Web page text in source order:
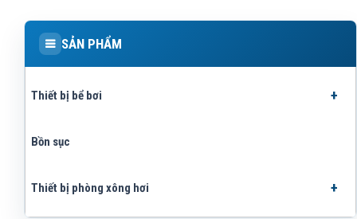
SẢN PHẨM
Thiết bị bể bơi
Bồn sục
Thiết bị phòng xông hơi